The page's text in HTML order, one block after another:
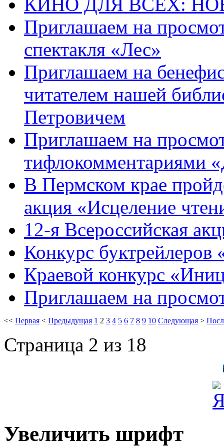
Приглашаем на
спектакля «Лес»
Приглашаем на
читателем нашей
Петровичем
Приглашаем на
тифлокомментариями
В Пермском крае
акция «Исцеление
12-я Всероссийская
Конкурс
Краевой конкурс
Приглашаем на
<< Первая < Предыдущая 1 2 3 4 5 6 7 8 9 10 Следующая >
Страница 2 из 18
Увеличить шрифт